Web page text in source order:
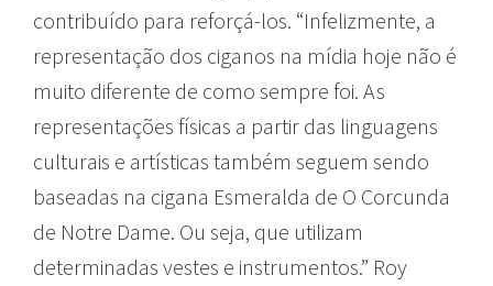
contribuído para reforçá-los. “Infelizmente, a
representação dos ciganos na mídia hoje não é
muito diferente de como sempre foi. As
representações físicas a partir das linguagens
culturais e artísticas também seguem sendo
baseadas na cigana Esmeralda de O Corcunda
de Notre Dame. Ou seja, que utilizam
determinadas vestes e instrumentos.” Roy